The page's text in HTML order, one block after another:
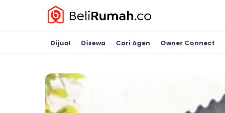
Dijual Disewa Cari Agen Owner Connect